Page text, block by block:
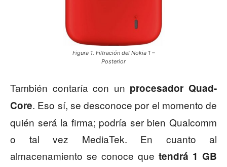
Figura 1. Filtración del Nokia 1 –
Posterior
También contaría con un procesador Quad-
Core. Eso sí, se desconoce por el momento de
quién será la firma; podría ser bien Qualcomm
o tal vez MediaTek. En cuanto al
almacenamiento se conoce que tendrá 1 GB